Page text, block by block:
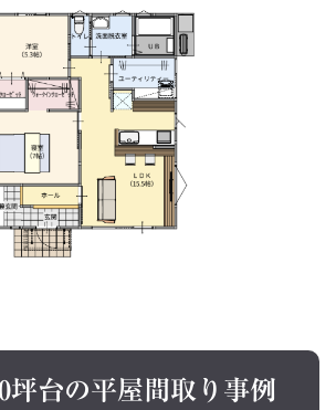
坪台の平屋間取り事例